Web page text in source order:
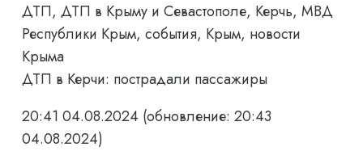
ДТП, ДТП в Крыму и Севастополе, Керчь, МВД
Республики Крым, события, Крым, новости
Крыма
ДТП в Керчи: пострадали пассажиры
20:41 04.08.2024 (обновление: 20:43
04.08.2024)